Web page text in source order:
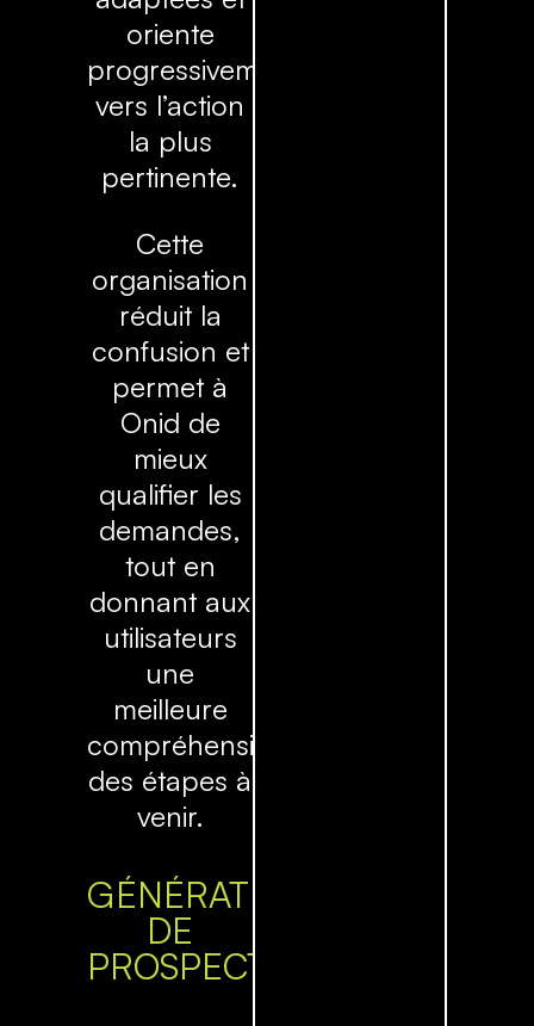
oriente
progressivement
vers l’action
la plus
pertinente.
Cette
organisation
réduit la
confusion et
permet à
Onid de
mieux
qualifier les
demandes,
tout en
donnant aux
utilisateurs
une
meilleure
compréhension
des étapes à
venir.
GÉNÉRATION
DE
PROSPECTS